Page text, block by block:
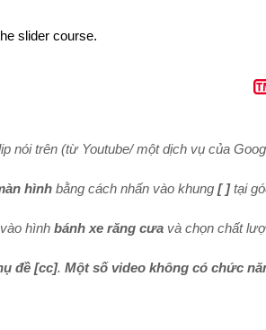
slider course.
nói trên (từ Youtube/ một dịch vụ của
hình bằng cách nhấn vào khung [ ] tại
hình bánh xe răng cưa và chọn chất
đề [cc]. Một số video không có chức